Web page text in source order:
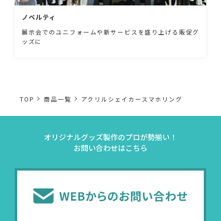
ノベルティ
展示会でのユニフォームや新サービスを盛り上げる販促グ
ッズに
TOP 商品一覧 アクリルシェイカースマホリング
オリジナルグッズ製作のプロが勢揃い！
お問い合わせはこちら